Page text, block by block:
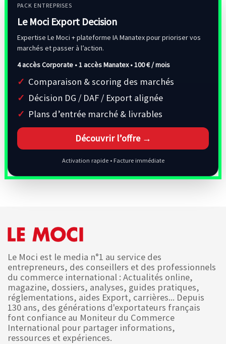
PACK ENTREPRISES
Le Moci Export Decision
Expertise Le Moci + plateforme IA Manatex pour prioriser vos
marchés et passer à l’action.
4 accès Corporate • 1 accès Manatex •100 € / mois
Comparaison & scoring des marchés
Décision DG / DAF / Export alignée
Plans d’entrée marché & livrables
Découvrir l’offre →
Activation rapide • Facture immédiate
Le Moci est le media n°1 au service des
entrepreneurs, des conseillers et des professionnels
du commerce international : Actualités online,
magazine, dossiers, analyses, guides pratiques,
réglementations, aides Export, carrières... Depuis
130 ans, des générations d'exportateurs français
font confiance au Moniteur du Commerce
International pour partager informations,
ressources et expériences.